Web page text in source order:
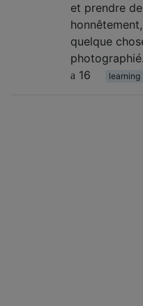
et prendre
quelque
16
learning